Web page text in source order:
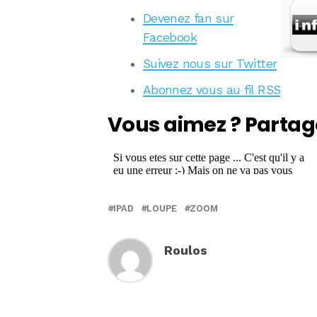
Devenez fan sur
Facebook
Suivez nous sur Twitter
Abonnez vous au fil RSS
Vous aimez ?
IPAD LOUPE ZOOM
Roulos